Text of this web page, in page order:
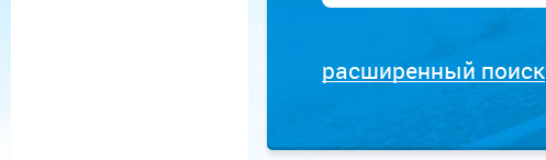
расширенный поиск